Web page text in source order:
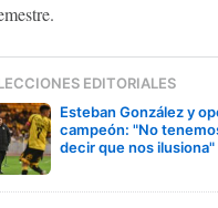
EDITORIALES
Esteban González y
campeón: "No
decir que nos ilusiona"